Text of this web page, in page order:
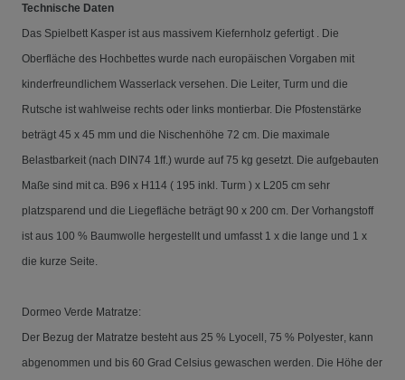
Technische Daten
Das Spielbett Kasper ist aus massivem Kiefernholz gefertigt . Die
Oberfläche des Hochbettes wurde nach europäischen Vorgaben mit
kinderfreundlichem Wasserlack versehen. Die Leiter, Turm und die
Rutsche ist wahlweise rechts oder links montierbar. Die Pfostenstärke
beträgt 45 x 45 mm und die Nischenhöhe 72 cm. Die maximale
Belastbarkeit (nach DIN74 1ff.) wurde auf 75 kg gesetzt. Die aufgebauten
Maße sind mit ca. B96 x H114 ( 195 inkl. Turm ) x L205 cm sehr
platzsparend und die Liegefläche beträgt 90 x 200 cm. Der Vorhangstoff
ist aus 100 % Baumwolle hergestellt und umfasst 1 x die lange und 1 x
die kurze Seite.
Dormeo Verde Matratze:
Der Bezug der Matratze besteht aus 25 % Lyocell, 75 % Polyester, kann
abgenommen und bis 60 Grad Celsius gewaschen werden. Die Höhe der